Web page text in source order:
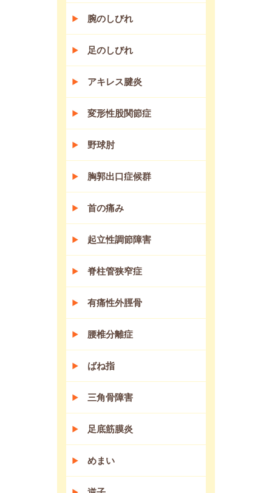
腕のしびれ
足のしびれ
アキレス腱炎
変形性股関節症
野球肘
胸郭出口症候群
首の痛み
起立性調節障害
脊柱管狭窄症
有痛性外脛骨
腰椎分離症
ばね指
三角骨障害
足底筋膜炎
めまい